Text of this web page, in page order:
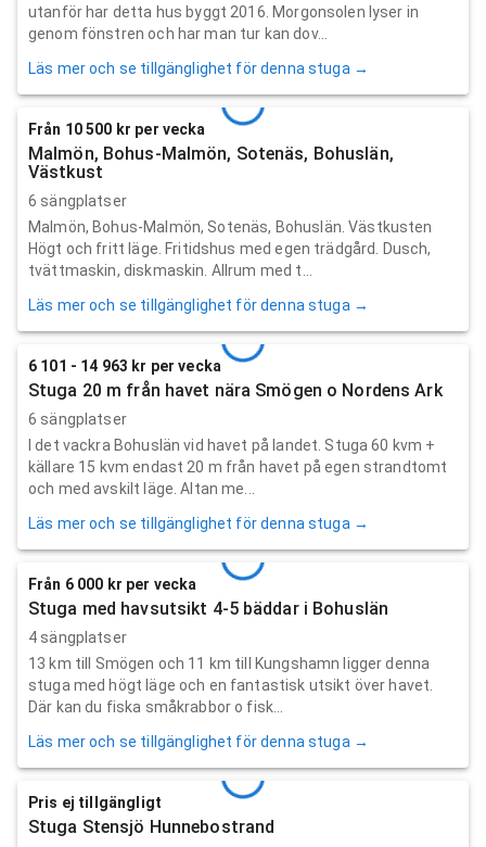
utanför har detta hus byggt 2016. Morgonsolen lyser in
genom fönstren och har man tur kan dov...
Läs mer och se tillgänglighet för denna stuga →
Från 10 500 kr per vecka
Malmön, Bohus-Malmön, Sotenäs, Bohuslän,
Västkust
6 sängplatser
Malmön, Bohus-Malmön, Sotenäs, Bohuslän. Västkusten
Högt och fritt läge. Fritidshus med egen trädgård. Dusch,
tvättmaskin, diskmaskin. Allrum med t...
Läs mer och se tillgänglighet för denna stuga →
6 101 - 14 963 kr per vecka
Stuga 20 m från havet nära Smögen o Nordens Ark
6 sängplatser
I det vackra Bohuslän vid havet på landet. Stuga 60 kvm +
källare 15 kvm endast 20 m från havet på egen strandtomt
och med avskilt läge. Altan me...
Läs mer och se tillgänglighet för denna stuga →
Från 6 000 kr per vecka
Stuga med havsutsikt 4-5 bäddar i Bohuslän
4 sängplatser
13 km till Smögen och 11 km till Kungshamn ligger denna
stuga med högt läge och en fantastisk utsikt över havet.
Där kan du fiska småkrabbor o fisk...
Läs mer och se tillgänglighet för denna stuga →
Pris ej tillgängligt
Stuga Stensjö Hunnebostrand